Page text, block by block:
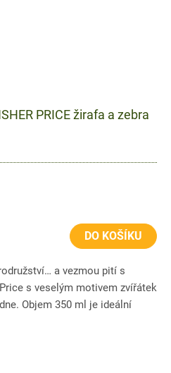
PRICE žirafa a zebra
DO KOŠÍKU
a vezmou pití s
s veselým motivem zvířátek
Objem 350 ml je ideální